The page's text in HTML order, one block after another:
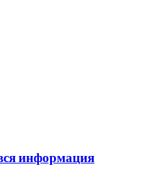
информация